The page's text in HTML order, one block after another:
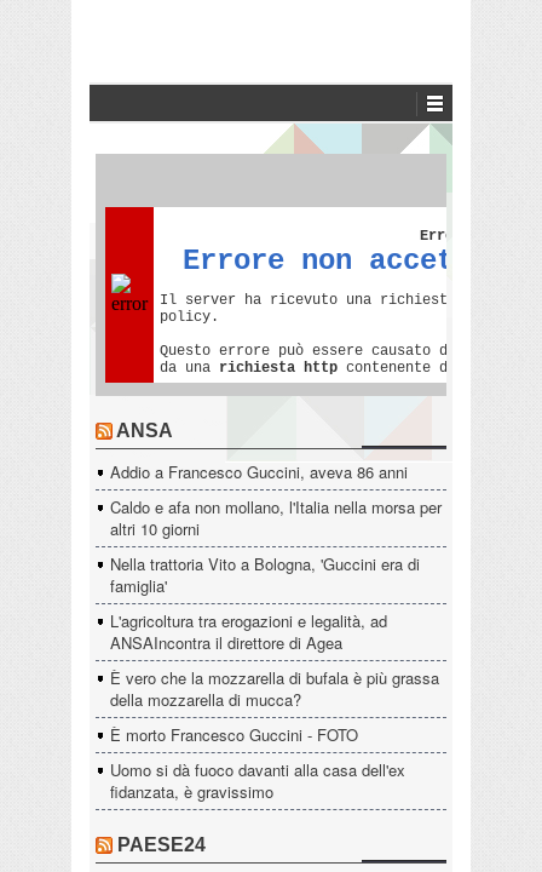
ANSA
Addio a Francesco Guccini, aveva 86 anni
Caldo e afa non mollano, l'Italia nella morsa per
altri 10 giorni
Nella trattoria Vito a Bologna, 'Guccini era di
famiglia'
L'agricoltura tra erogazioni e legalità, ad
ANSAIncontra il direttore di Agea
È vero che la mozzarella di bufala è più grassa
della mozzarella di mucca?
È morto Francesco Guccini - FOTO
Uomo si dà fuoco davanti alla casa dell'ex
fidanzata, è gravissimo
PAESE24